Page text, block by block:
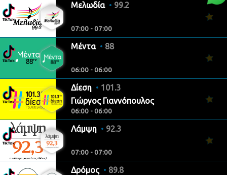
Μελωδία 99.2
07:00 - 07:00
Μέντα 88
06:00 - 06:00
Δίεση
101.3
Γιώργος Γιαννόπουλος
06:00 - 06:00
Λάμψη 92.3
07:00 - 07:00
Δρόμος 89.8